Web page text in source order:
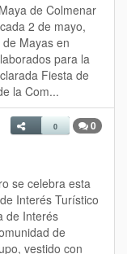
de Colmenar
2 de mayo,
Mayas en
para la
Fiesta de
la Com...
0
0
se celebra esta
Interés Turístico
de Interés
de
vestido con